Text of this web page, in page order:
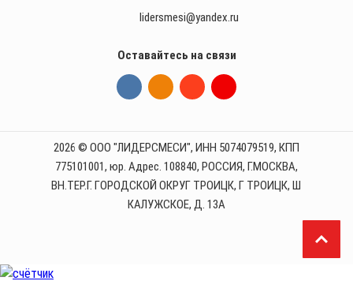
lidersmesi@yandex.ru
Оставайтесь на связи
2026 © ООО "ЛИДЕРСМЕСИ", ИНН 5074079519, КПП
775101001, юр. Адрес. 108840, РОССИЯ, Г.МОСКВА,
ВН.ТЕР.Г. ГОРОДСКОЙ ОКРУГ ТРОИЦК, Г ТРОИЦК, Ш
КАЛУЖСКОЕ, Д. 13А
и